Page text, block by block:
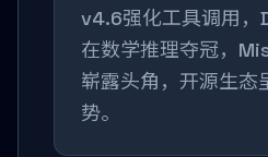
v4.6强化工具调用
在数学推理夺冠，
崭露头角，开源生态
势。